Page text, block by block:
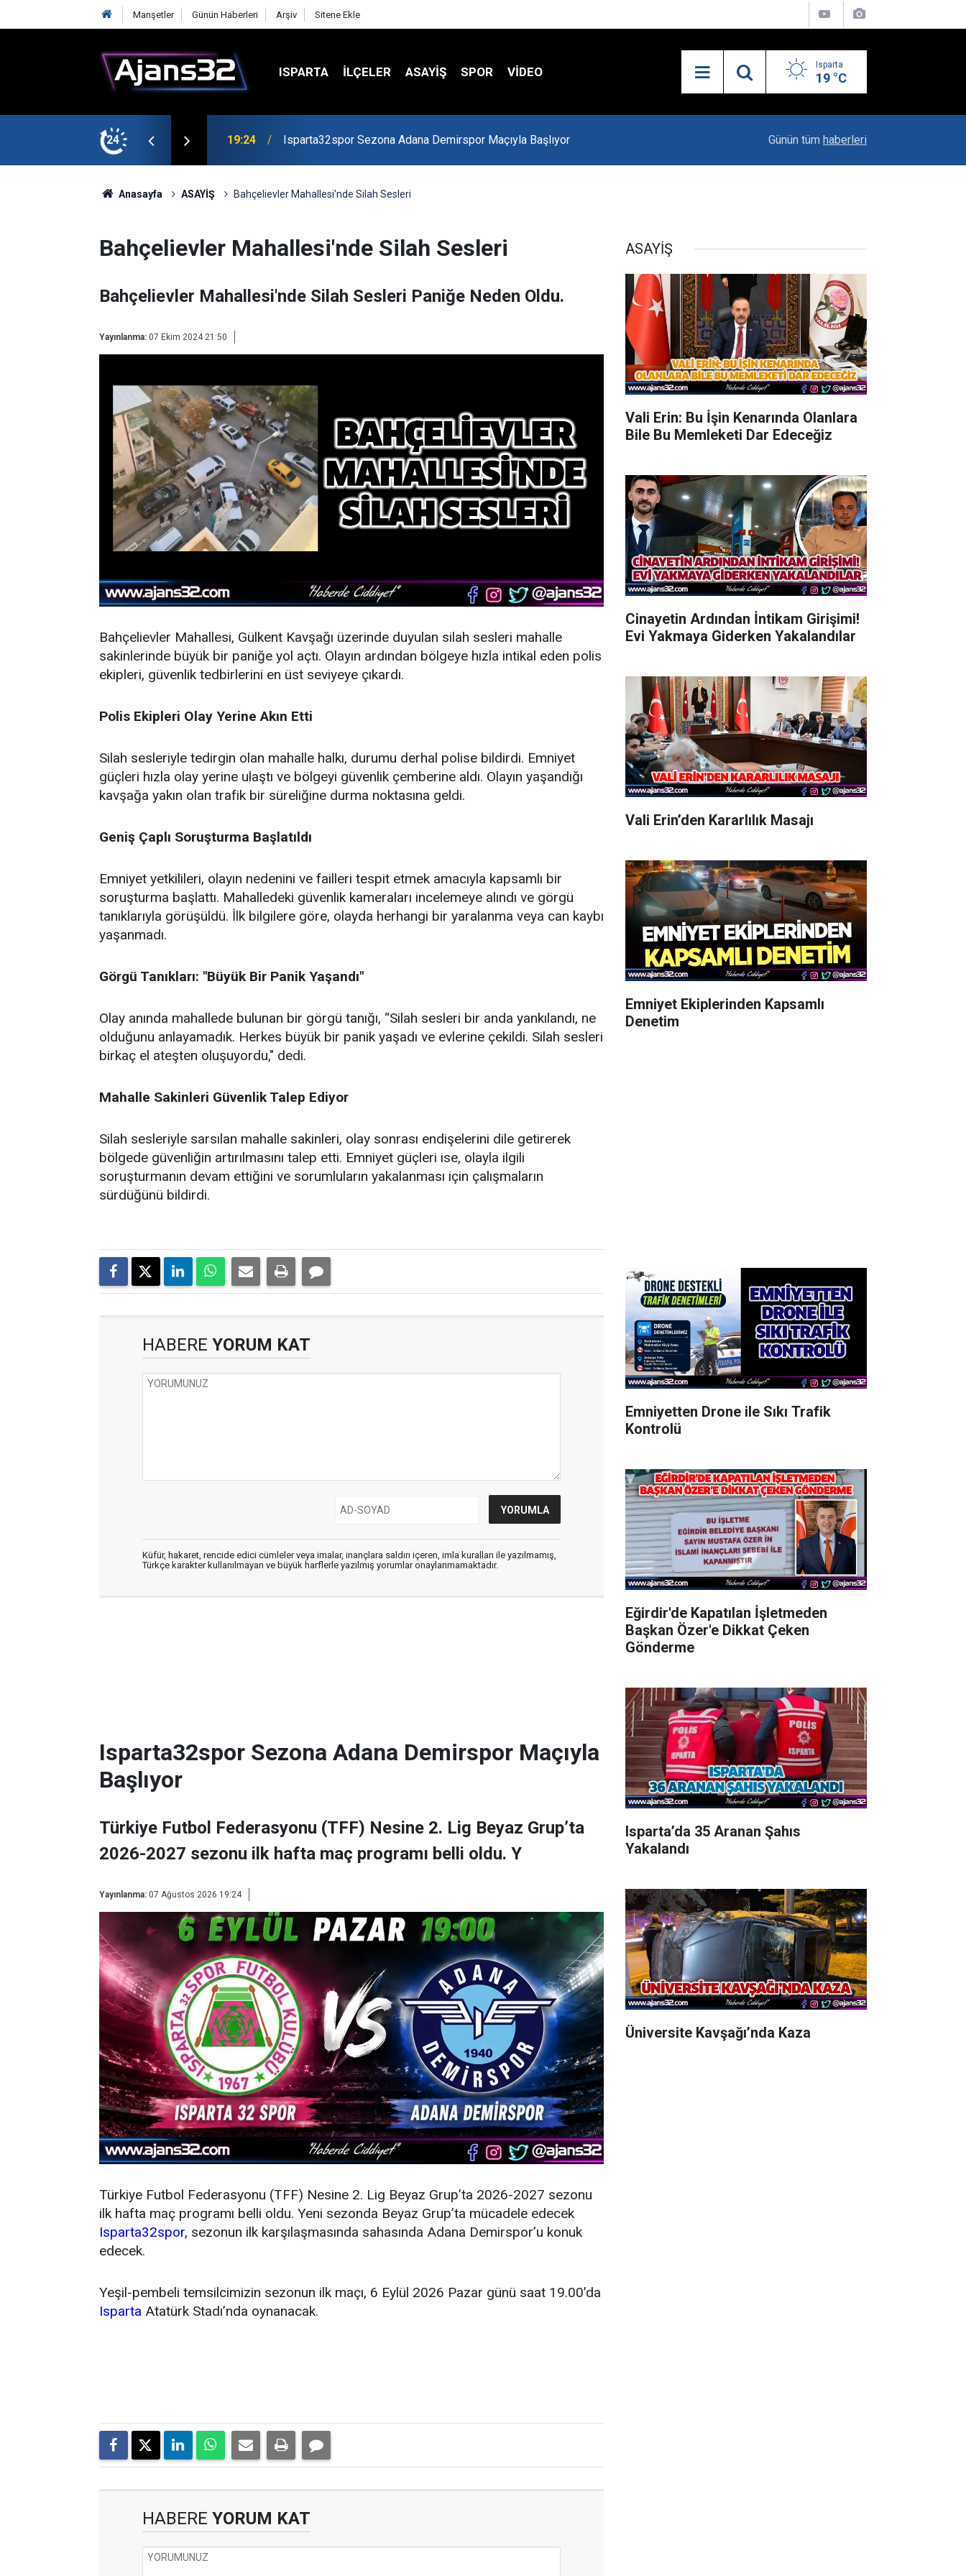
Manşetler Günün Haberleri Arşiv Sitene Ekle
ISPARTA İLÇELER ASAYİŞ SPOR VIDEO Isparta
19 °C
24
Maçıyla Başlıyor 19:22 Isparta Kredi Batağında Vali Erin: Bu İşin Kenarında Olanlara Bile Bu
Günün tüm haberleri
Anasayfa ASAYİŞ Bahçelievler Mahallesi'nde Silah Sesleri
Bahçelievler Mahallesi'nde Silah Sesleri
Bahçelievler Mahallesi'nde Silah Sesleri Paniğe Neden Oldu.
Yayınlanma: 07 Ekim 2024 21:50
Bahçelievler Mahallesi, Gülkent Kavşağı üzerinde duyulan silah sesleri mahalle
sakinlerinde büyük bir paniğe yol açtı. Olayın ardından bölgeye hızla intikal eden polis
ekipleri, güvenlik tedbirlerini en üst seviyeye çıkardı.
Polis Ekipleri Olay Yerine Akın Etti
Silah sesleriyle tedirgin olan mahalle halkı, durumu derhal polise bildirdi. Emniyet
güçleri hızla olay yerine ulaştı ve bölgeyi güvenlik çemberine aldı. Olayın yaşandığı
kavşağa yakın olan trafik bir süreliğine durma noktasına geldi.
Geniş Çaplı Soruşturma Başlatıldı
Emniyet yetkilileri, olayın nedenini ve failleri tespit etmek amacıyla kapsamlı bir
soruşturma başlattı. Mahalledeki güvenlik kameraları incelemeye alındı ve görgü
tanıklarıyla görüşüldü. İlk bilgilere göre, olayda herhangi bir yaralanma veya can kaybı
yaşanmadı.
Görgü Tanıkları: "Büyük Bir Panik Yaşandı"
Olay anında mahallede bulunan bir görgü tanığı, “Silah sesleri bir anda yankılandı, ne
olduğunu anlayamadık. Herkes büyük bir panik yaşadı ve evlerine çekildi. Silah sesleri
birkaç el ateşten oluşuyordu," dedi.
Mahalle Sakinleri Güvenlik Talep Ediyor
Silah sesleriyle sarsılan mahalle sakinleri, olay sonrası endişelerini dile getirerek
bölgede güvenliğin artırılmasını talep etti. Emniyet güçleri ise, olayla ilgili
soruşturmanın devam ettiğini ve sorumluların yakalanması için çalışmaların
sürdüğünü bildirdi.
HABERE YORUM KAT
Küfür, hakaret, rencide edici cümleler veya imalar, inançlara saldırı içeren, imla kuralları ile yazılmamış,
Türkçe karakter kullanılmayan ve büyük harflerle yazılmış yorumlar onaylanmamaktadır.
Isparta32spor Sezona Adana Demirspor Maçıyla
Başlıyor
Türkiye Futbol Federasyonu (TFF) Nesine 2. Lig Beyaz Grup’ta
2026-2027 sezonu ilk hafta maç programı belli oldu. Y
Yayınlanma: 07 Ağustos 2026 19:24
Türkiye Futbol Federasyonu (TFF) Nesine 2. Lig Beyaz Grup’ta 2026-2027 sezonu
ilk hafta maç programı belli oldu. Yeni sezonda Beyaz Grup’ta mücadele edecek
Isparta32spor, sezonun ilk karşılaşmasında sahasında Adana Demirspor’u konuk
edecek.
Yeşil-pembeli temsilcimizin sezonun ilk maçı, 6 Eylül 2026 Pazar günü saat 19.00’da
Isparta Atatürk Stadı’nda oynanacak.
HABERE YORUM KAT
ASAYİŞ
Vali Erin: Bu İşin Kenarında Olanlara
Bile Bu Memleketi Dar Edeceğiz
Cinayetin Ardından İntikam Girişimi!
Evi Yakmaya Giderken Yakalandılar
Vali Erin’den Kararlılık Masajı
Emniyet Ekiplerinden Kapsamlı
Denetim
Emniyetten Drone ile Sıkı Trafik
Kontrolü
Eğirdir'de Kapatılan İşletmeden
Başkan Özer'e Dikkat Çeken
Gönderme
Isparta’da 35 Aranan Şahıs
Yakalandı
Üniversite Kavşağı’nda Kaza